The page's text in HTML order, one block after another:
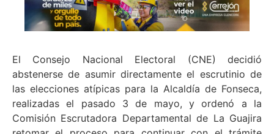
El Consejo Nacional Electoral (CNE) decidió
abstenerse de asumir directamente el escrutinio de
las elecciones atípicas para la Alcaldía de Fonseca,
realizadas el pasado 3 de mayo, y ordenó a la
Comisión Escrutadora Departamental de La Guajira